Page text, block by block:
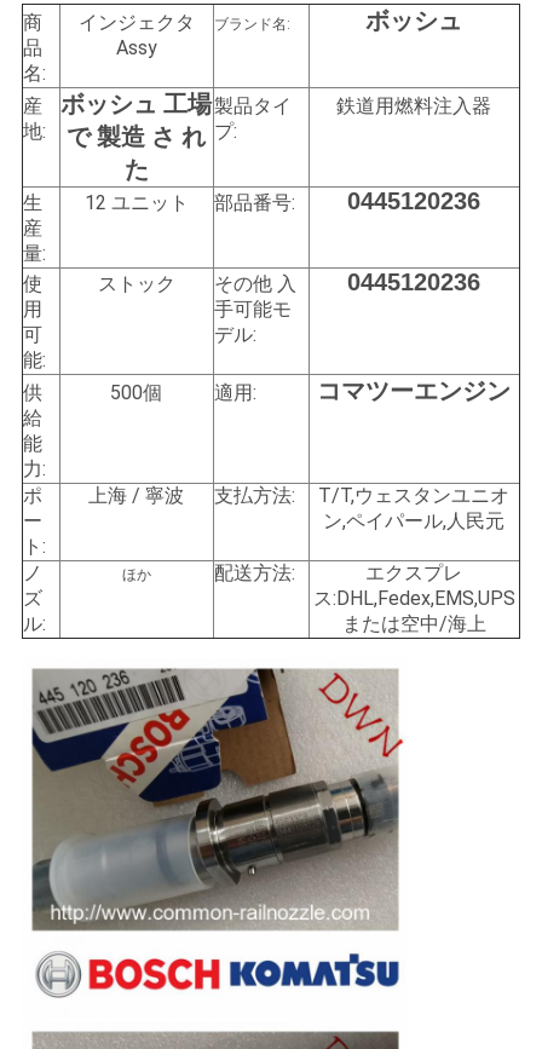
引
用
を
要
求
し
な
さ
い
地
図
PRIVACY
POLICY
商
品
名:
インジェクタ
Assy
ブランド名: ボッシュ
産
地:
ボッシュ 工場
で 製造 さ れ
た
製品タイ
プ:
鉄道用燃料注入器
生
産
量:
12 ユニット 部品番号: 0445120236
使
用
可
能:
ストック
その他 入
手可能モ
デル:
0445120236
供
給
能
力:
500個 適用: コマツーエンジン
ポ
ー
ト:
上海 / 寧波 支払方法:
T/T,ウェスタンユニオ
ン,ペイパール,人民元
ノ
ズ
ル:
ほか 配送方法:
エクスプレ
ス:DHL,Fedex,EMS,UPS
または空中/海上